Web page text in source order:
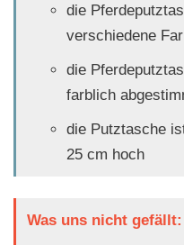
die
verschiedene
die
farblich
die Putztasche
25 cm hoch
Was uns nicht gefällt: